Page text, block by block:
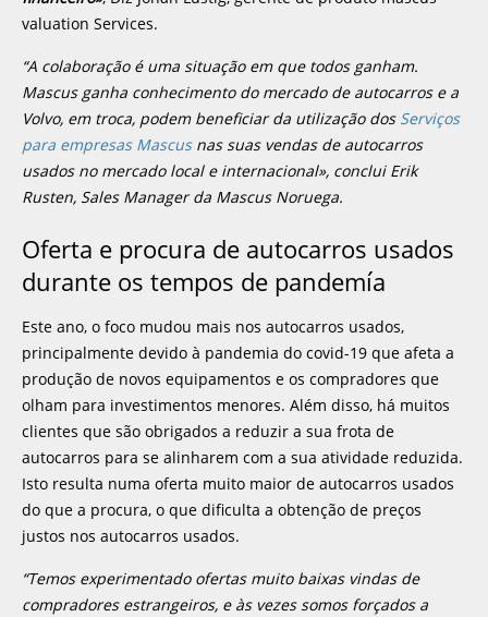
valuation Services.
“A colaboração é uma situação em que todos ganham.
Mascus ganha conhecimento do mercado de autocarros e a
Volvo, em troca, podem beneficiar da utilização dos Serviços
para empresas Mascusnas suas vendas de autocarros
usados no mercado local e internacional», conclui Erik
Rusten, Sales Manager da Mascus Noruega.
Oferta e procura de autocarros usados
durante os tempos de pandemía
Este ano, o foco mudou mais nos autocarros usados,
principalmente devido à pandemia do covid-19 que afeta a
produção de novos equipamentos e os compradores que
olham para investimentos menores. Além disso, há muitos
clientes que são obrigados a reduzir a sua frota de
autocarros para se alinharem com a sua atividade reduzida.
Isto resulta numa oferta muito maior de autocarros usados
do que a procura, o que dificulta a obtenção de preços
justos nos autocarros usados.
“Temos experimentado ofertas muito baixas vindas de
compradores estrangeiros, e às vezes somos forçados a